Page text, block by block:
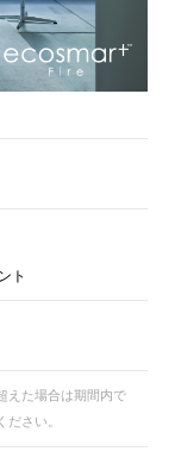
ト
えた場合は期間内で
さい。